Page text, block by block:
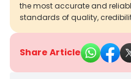
the most accurate and
standards of quality,
Share Article